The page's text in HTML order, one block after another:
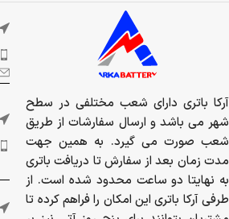
آرکا باتری دارای شعب مختلفی در سطح
شهر می باشد و ارسال سفارشات از طریق
شعب صورت می گیرد. به همین جهت
مدت زمان بعد از سفارش تا دریافت باتری
به نهایتا دو ساعت محدود شده است. از
طرفی آرکا باتری این امکان را فراهم کرده تا